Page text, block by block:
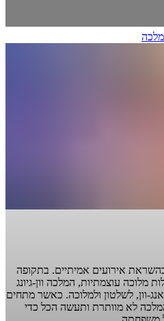
אירועים אמיתיים. בתקופה
מלוכה עוצמתיות, המלכה וון-גיונג
וון, לשלטון ולמלוכה. כאשר מתחים
לא מוותרת ותעשה הכל כדי